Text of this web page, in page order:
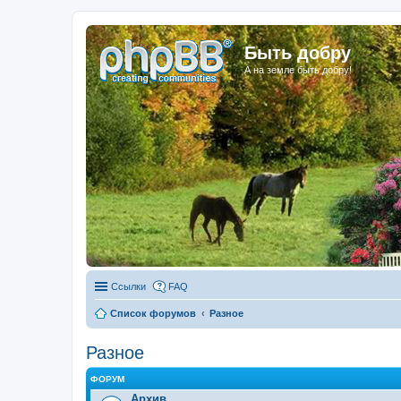
Быть добру
А на земле быть добру!
Ссылки FAQ
Список форумов Разное
Разное
ФОРУМ